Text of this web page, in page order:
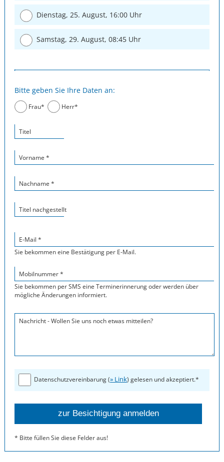
Dienstag, 25. August, 16:00 Uhr
Samstag, 29. August, 08:45 Uhr
Bitte geben Sie Ihre Daten an:
Frau* Herr*
Titel
Vorname *
Nachname *
Titel nachgestellt
E-Mail *
Sie bekommen eine Bestätigung per E-Mail.
Mobilnummer *
Sie bekommen per SMS eine Terminerinnerung oder werden über
mögliche Änderungen informiert.
Nachricht - Wollen Sie uns noch etwas mitteilen?
Datenschutzvereinbarung (» Link) gelesen und akzeptiert.*
* Bitte füllen Sie diese Felder aus!